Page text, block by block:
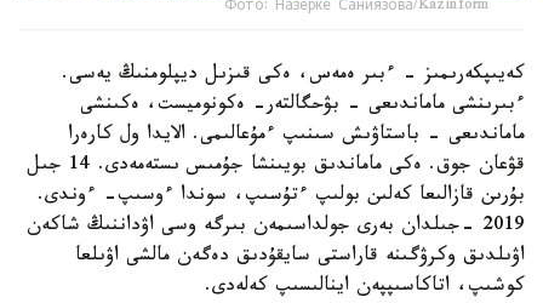
Фото: Назерке Саниязова/Kazinform
كەيىپكەرىمىز - ءبىر ەمەس، ەكى قىزىل ديپلومنىڭ يەسى.
ءبىرىنشى ماماندىعى - بۋحگالتەر- ەكونوميست، ەكىنشى
ماماندىعى - باستاۋىش سىنىپ ءمۇعالىمى. الايدا ول كارەرا
قۋعان جوق. ەكى ماماندىق بويىنشا جۇمىس ىستەمەدى. 14 جىل
بۇرىن قازالىعا كەلىن بولىپ ءتۇسىپ، سوندا ءوسىپ- ءوندى.
2019 -جىلدان بەرى جولداسىمەن بىرگە وسى اۋداننىڭ شاكەن
اۋىلدىق وكرۋگىنە قاراستى سايقۇدىق دەگەن مالشى اۋىلعا
كوشىپ، اتاكاسىپپەن اينالىسىپ كەلەدى.